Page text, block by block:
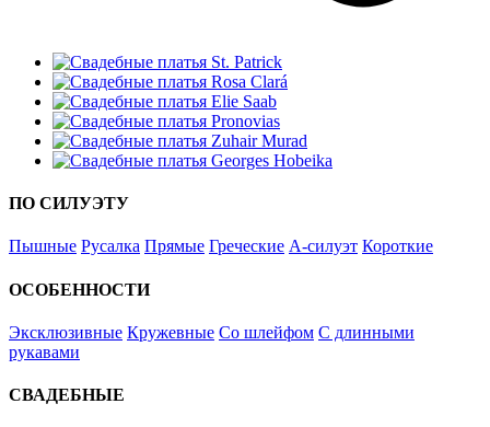
ПО СИЛУЭТУ
Пышные Русалка Прямые Греческие А-силуэт Короткие
ОСОБЕННОСТИ
Эксклюзивные Кружевные Со шлейфом С длинными
рукавами
СВАДЕБНЫЕ